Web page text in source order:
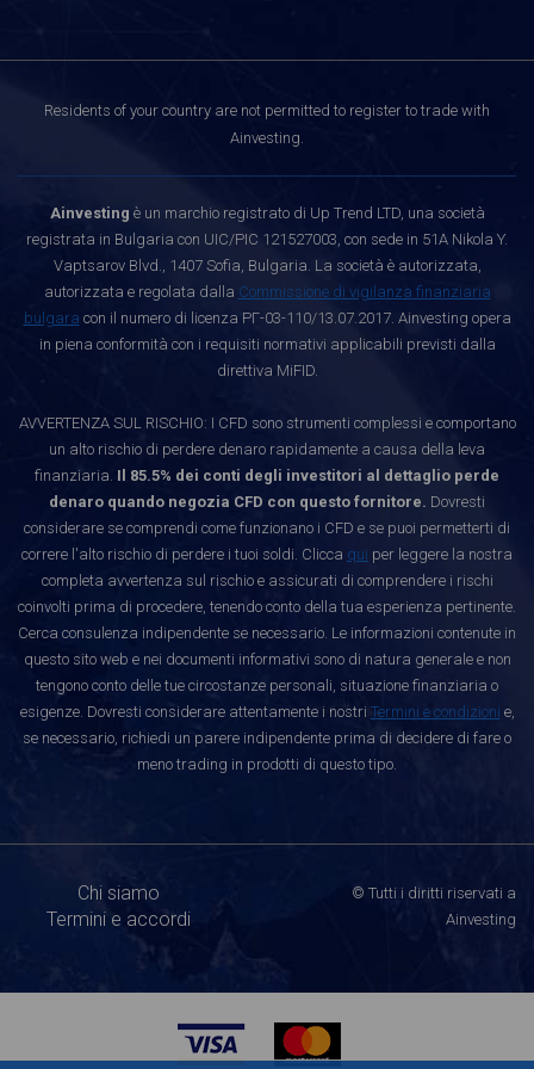
Residents of your country are not permitted to register to trade with
Ainvesting.
Ainvesting è un marchio registrato di Up Trend LTD, una società
registrata in Bulgaria con UIC/PIC 121527003, con sede in 51A Nikola Y.
Vaptsarov Blvd., 1407 Sofia, Bulgaria. La società è autorizzata,
autorizzata e regolata dalla Commissione di vigilanza finanziaria
bulgara con il numero di licenza РГ-03-110/13.07.2017. Ainvesting opera
in piena conformità con i requisiti normativi applicabili previsti dalla
direttiva MiFID.
AVVERTENZA SUL RISCHIO: I CFD sono strumenti complessi e comportano
un alto rischio di perdere denaro rapidamente a causa della leva
finanziaria. Il 85.5% dei conti degli investitori al dettaglio perde
denaro quando negozia CFD con questo fornitore. Dovresti
considerare se comprendi come funzionano i CFD e se puoi permetterti di
correre l'alto rischio di perdere i tuoi soldi. Clicca qui per leggere la nostra
completa avvertenza sul rischio e assicurati di comprendere i rischi
coinvolti prima di procedere, tenendo conto della tua esperienza pertinente.
Cerca consulenza indipendente se necessario. Le informazioni contenute in
questo sito web e nei documenti informativi sono di natura generale e non
tengono conto delle tue circostanze personali, situazione finanziaria o
esigenze. Dovresti considerare attentamente i nostri Termini e condizioni e,
se necessario, richiedi un parere indipendente prima di decidere di fare o
meno trading in prodotti di questo tipo.
Chi siamo
Termini e accordi
© Tutti i diritti riservati a
Ainvesting